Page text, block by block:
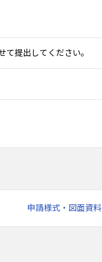
て提出してください。
申請様式・図面資料